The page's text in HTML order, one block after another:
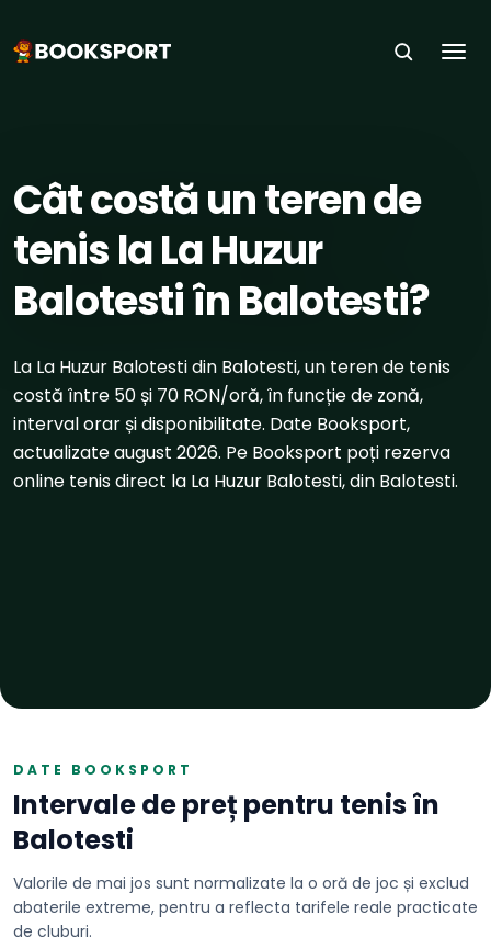
Cât costă un teren de
tenis la La Huzur
Balotesti în Balotesti?
La La Huzur Balotesti din Balotesti, un teren de tenis
costă între 50 și 70 RON/oră, în funcție de zonă,
interval orar și disponibilitate. Date Booksport,
actualizate august 2026. Pe Booksport poți rezerva
online tenis direct la La Huzur Balotesti, din Balotesti.
DATE BOOKSPORT
Intervale de preț pentru tenisîn
Balotesti
Valorile de mai jos sunt normalizate la o oră de joc și exclud
abaterile extreme, pentru a reflecta tarifele reale practicate
de cluburi.